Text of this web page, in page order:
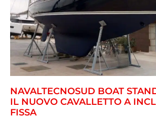
NAVALTECNOSUD BOAT
IL NUOVO CAVALLETTO A
FISSA